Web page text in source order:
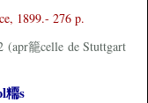
1899.- 276 p.
(apr籠celle de Stuttgart
糥s